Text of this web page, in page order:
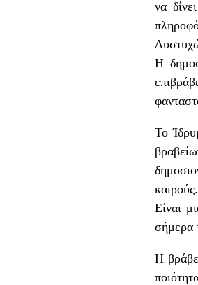
να
Η
Το
καιρούς.
Είναι
σήμερα
Η